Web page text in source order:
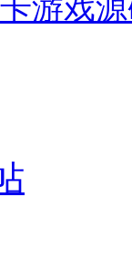
游戏